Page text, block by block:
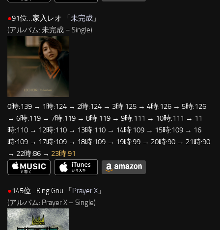
●91位…家入レオ 「未完成 」
(アルバム: 未完成 – Single)
0時:139 → 1時:124 → 2時:124 → 3時:125 → 4時:126 → 5時:126
→ 6時:119 → 7時:119 → 8時:119 → 9時:111 → 10時:111 → 11
時:110 → 12時:110 → 13時:110 → 14時:109 → 15時:109 → 16
時:109 → 17時:109 → 18時:109 → 19時:99 → 20時:90 → 21時:90
→ 22時:86 → 23時:91
●145位…King Gnu 「Prayer X 」
(アルバム: Prayer X – Single)